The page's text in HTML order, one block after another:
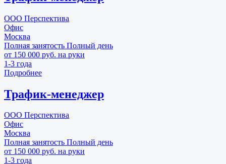
ООО Перспектива
Офис
Москва
Полная занятость Полный день
от 150 000 руб. на руки
1-3 года
Подробнее
Трафик-менеджер
ООО Перспектива
Офис
Москва
Полная занятость Полный день
от 150 000 руб. на руки
1-3 года